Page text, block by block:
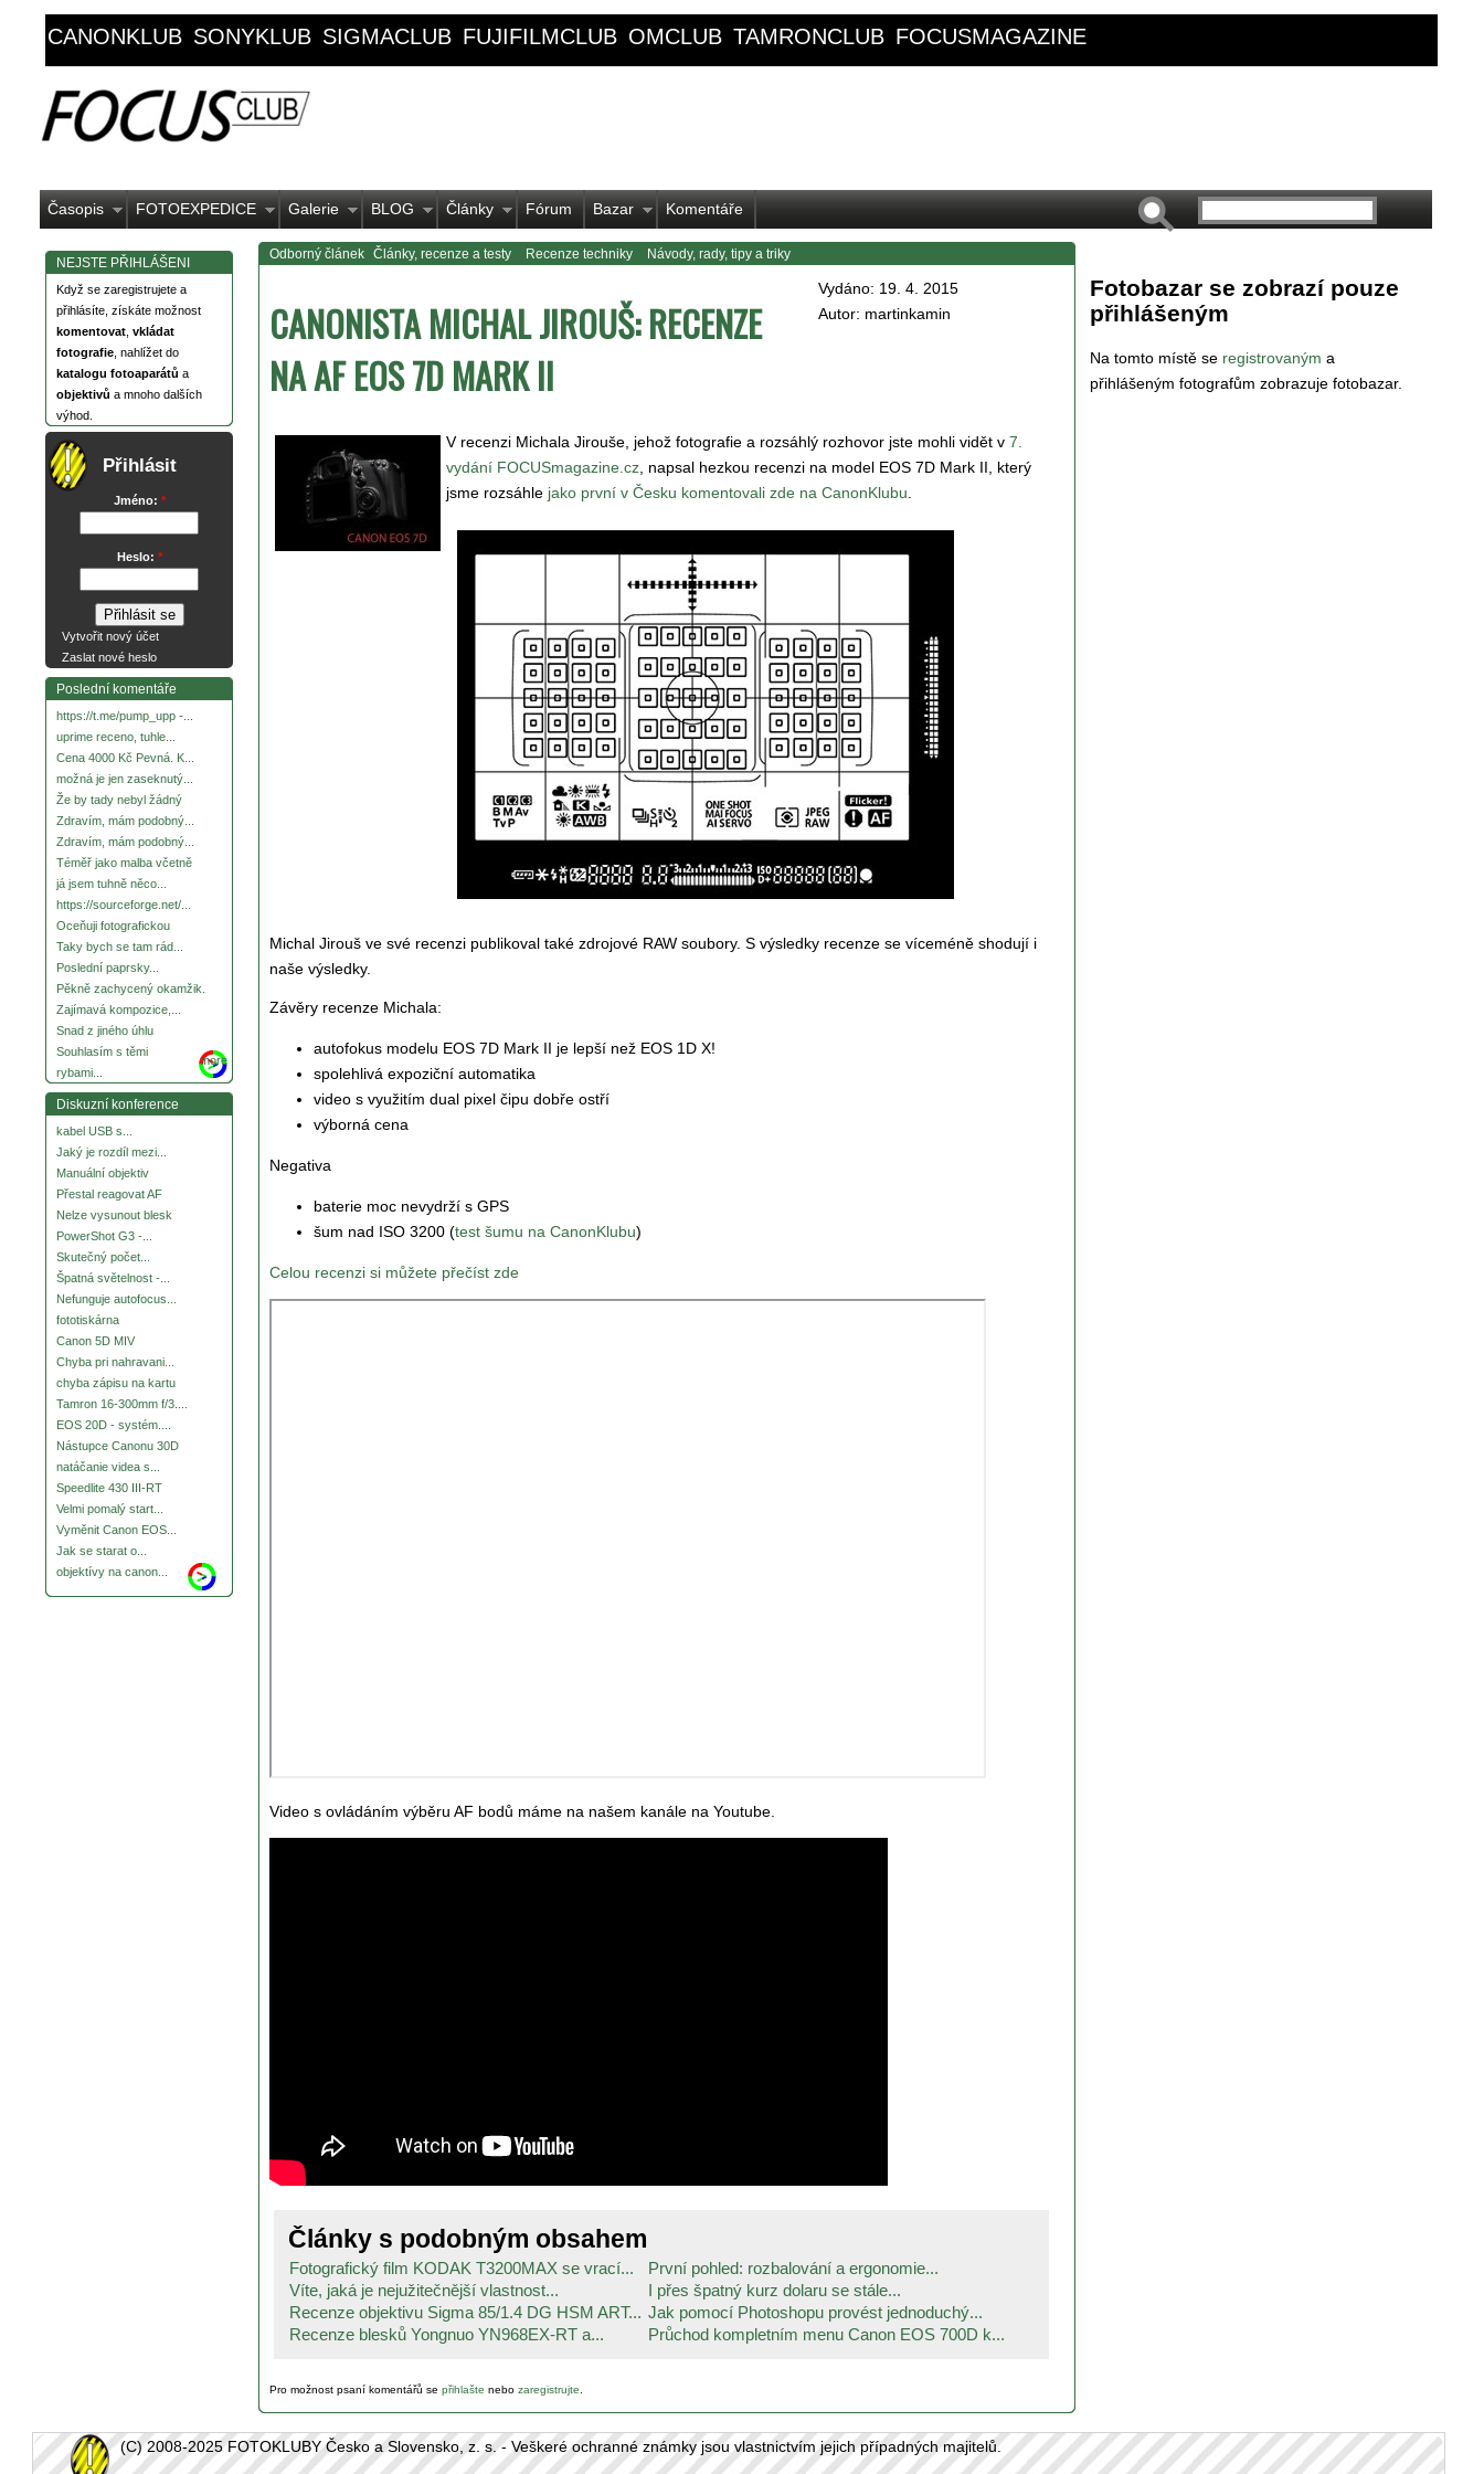
CANONKLUB SONYKLUB SIGMACLUB FUJIFILMCLUB OMCLUB TAMRONCLUB FOCUSMAGAZINE
Časopis FOTOEXPEDICE Galerie BLOG Články Fórum Bazar Komentáře
NEJSTE PŘIHLÁŠENI
Když se zaregistrujete a
přihlásíte, získáte možnost
komentovat vkládat
fotografie , nahlížet do
katalogu fotoaparátů a
objektivů a mnoho dalších
výhod.
Přihlásit
Jméno: *
Heslo: *
Vytvořit nový účet
Zaslat nové heslo
Poslední komentáře
https://t.me/pump_upp -...
uprime receno, tuhle...
Cena 4000 Kč Pevná. K...
možná je jen zaseknutý...
Že by tady nebyl žádný
Zdravím, mám podobný...
Zdravím, mám podobný...
Téměř jako malba včetně
já jsem tuhně něco...
https://sourceforge.net/...
Oceňuji fotografickou
Taky bych se tam rád...
Poslední paprsky...
Pěkně zachycený okamžik.
Zajímavá kompozice,...
Snad z jiného úhlu
Souhlasím s těmi
rybami...
more
Diskuzní konference
kabel USB s...
Jaký je rozdíl mezi...
Manuální objektiv
Přestal reagovat AF
Nelze vysunout blesk
PowerShot G3 -...
Skutečný počet...
Špatná světelnost -...
Nefunguje autofocus...
fototiskárna
Canon 5D MIV
Chyba pri nahravani...
chyba zápisu na kartu
Tamron 16-300mm f/3....
EOS 20D - systém....
Nástupce Canonu 30D
natáčanie videa s...
Speedlite 430 III-RT
Velmi pomalý start...
Vyměnit Canon EOS...
Jak se starat o...
objektívy na canon...
Odborný článek Články, recenze a testy Recenze techniky Návody, rady, tipy a triky
CANONISTA MICHAL JIROUŠ: RECENZE
NA AF EOS 7D MARK II
Vydáno: 19. 4. 2015
Autor: martinkamin
V recenzi Michala Jirouše, jehož fotografie a rozsáhlý rozhovor jste mohli vidět v 7.
vydání FOCUSmagazine.cz , napsal hezkou recenzi na model EOS 7D Mark II, který
jsme rozsáhle jako první v Česku komentovali zde na CanonKlubu
Michal Jirouš ve své recenzi publikoval také zdrojové RAW soubory. S výsledky recenze se víceméně shodují i
naše výsledky.
Závěry recenze Michala:
autofokus modelu EOS 7D Mark II je lepší než EOS 1D X!
spolehlivá expoziční automatika
video s využitím dual pixel čipu dobře ostří
výborná cena
Negativa
baterie moc nevydrží s GPS
šum nad ISO 3200 (test šumu na CanonKlubu)
Celou recenzi si můžete přečíst zde
Video s ovládáním výběru AF bodů máme na našem kanále na Youtube.
Články s podobným obsahem
Fotografický film KODAK T3200MAX se vrací...
První pohled: rozbalování a ergonomie...
Víte, jaká je nejužitečnější vlastnost...
I přes špatný kurz dolaru se stále...
Recenze objektivu Sigma 85/1.4 DG HSM ART... Jak pomocí Photoshopu provést jednoduchý...
Recenze blesků Yongnuo YN968EX-RT a...
Průchod kompletním menu Canon EOS 700D k...
Pro možnost psaní komentářů se přihlašte nebo zaregistrujte
Fotobazar se zobrazí pouze
přihlášeným
Na tomto místě se registrovaným a
přihlášeným fotografům zobrazuje fotobazar.
(C) 2008-2025 FOTOKLUBY Česko a Slovensko, z. s. - Veškeré ochranné známky jsou vlastnictvím jejich případných majitelů.